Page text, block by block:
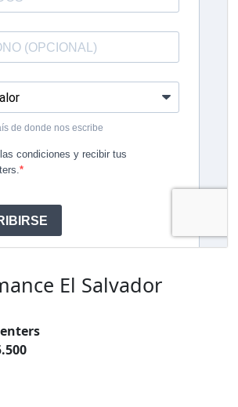
El Salvador